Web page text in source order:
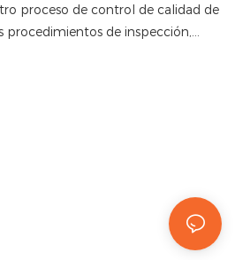
proceso de control de calidad de
procedimientos de inspección,
del envío.